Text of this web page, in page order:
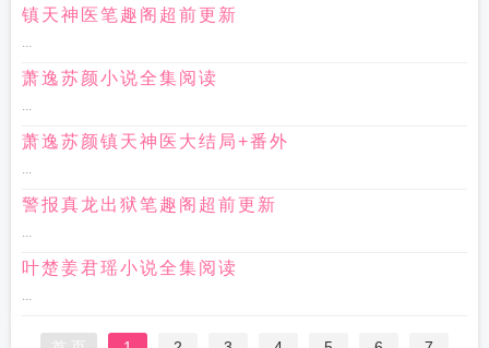
镇天神医笔趣阁超前更新
...
萧逸苏颜小说全集阅读
...
萧逸苏颜镇天神医大结局+番外
...
警报真龙出狱笔趣阁超前更新
...
叶楚姜君瑶小说全集阅读
...